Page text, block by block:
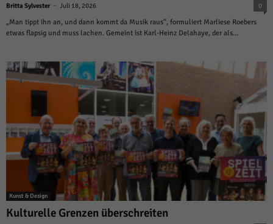
Britta Sylvester - Juli 18, 2026 0
„Man tippt ihn an, und dann kommt da Musik raus“, formuliert Marliese Roebers
etwas flapsig und muss lachen. Gemeint ist Karl-Heinz Delahaye, der als...
Kunst & Design
Kulturelle Grenzen überschreiten